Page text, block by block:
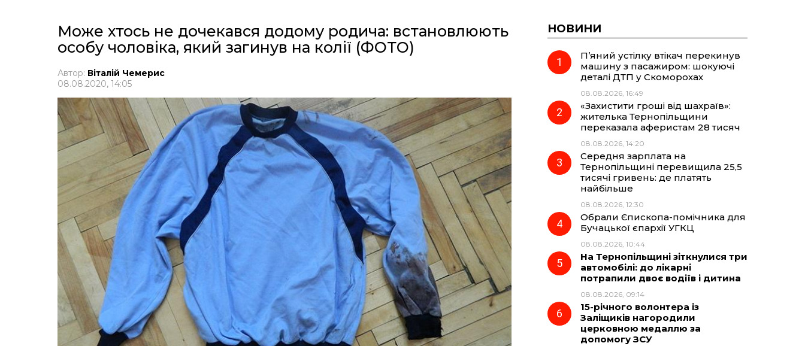
Може хтось не дочекався додому родича: встановлюють
особу чоловіка, який загинув на колії (ФОТО)
Автор: Віталій Чемерис
08.08.2020, 14:05
НОВИНИ
П’яний устілку втікач перекинув
машину з пасажиром: шокуючі
деталі ДТП у Скоморохах
08.08.2026, 16:49
«Захистити гроші від шахраїв»:
жителька Тернопільщини
переказала аферистам 28 тисяч
08.08.2026, 14:20
Середня зарплата на
Тернопільщині перевищила 25,5
тисячі гривень: де платять
найбільше
08.08.2026, 12:30
Обрали Єпископа-помічника для
Бучацької єпархії УГКЦ
08.08.2026, 10:44
На Тернопільщині зіткнулися три
автомобілі: до лікарні
потрапили двоє водіїв і дитина
08.08.2026, 09:14
15-річного волонтера із
Заліщиків нагородили
церковною медаллю за
допомогу ЗСУ